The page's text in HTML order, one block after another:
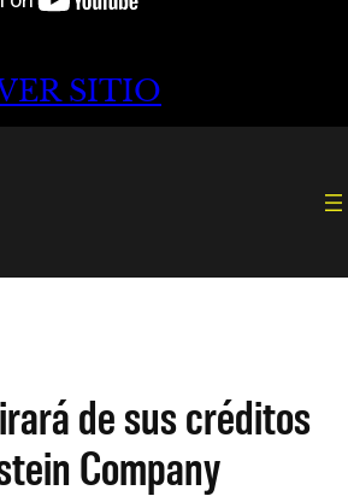
SITIO
de sus créditos
Company